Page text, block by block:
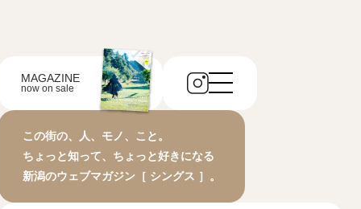
MAGAZINE
now on sale
この街の、人、モノ、こと。
ちょっと知って、ちょっと好きになる
新潟のウェブマガジン［ シングス ］。